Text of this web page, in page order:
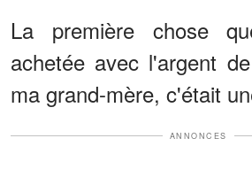
La première chose
achetée avec l'argent
ma grand-mère, c'était
ANNONCES